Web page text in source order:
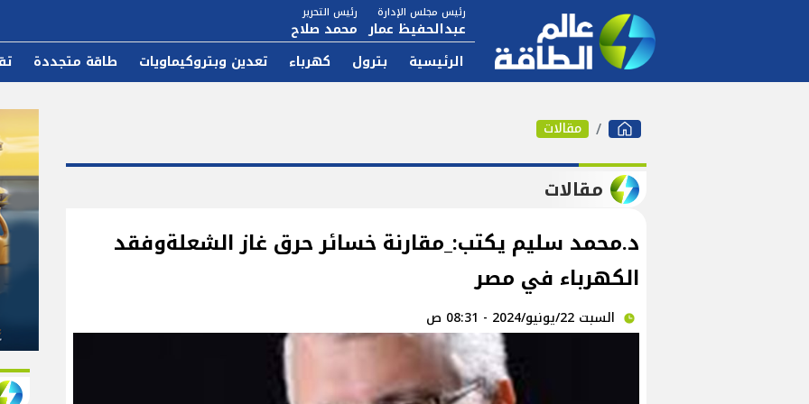
رئيس مجلس الإدارة
عبدالحفيظ عمار
رئيس التحرير
محمد صلاح
الرئيسية بترول كهرباء تعدين وبتروكيماويات طاقة متجددة
مقالات
مقالات
د.محمد سليم يكتب:_مقارنة خسائر حرق غاز الشعلةوفقد
الكهرباء في مصر
السبت 22/يونيو/2024 - 08:31 ص